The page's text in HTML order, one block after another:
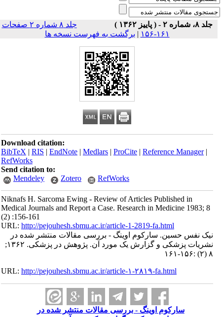
جلد ۸، شماره ۲ - ( پاییز ۱۳۶۲ )
جلد ۸ شماره ۲ صفحات
۱۶۱-۱۵۶
| برگشت به فهرست نسخه ها
Download citation:
BibTeX|RIS|EndNote|Medlars|ProCite|Reference Manager
RefWorks
Send citation to:
Mendeley
Zotero RefWorks
Niknafs H. Sarcoma Ewing - Review of Articles Published in
Medical Journals and Report a Case. Research in Medicine 1983; 8
(2) :156-161
URL:http://pejouhesh.sbmu.ac.ir/article-1-2819-fa.html
نیک نفس حسین. سارکوم اوینگ - بررسی مقالات منتشر شده در
نشریات پزشکی و گزارش یک مورد آن. پژوهش در پزشکی. ۱۳۶۲;
URL:http://pejouhesh.sbmu.ac.ir/article-۱-۲۸۱۹-fa.html
سارکوم اوینگ - بررسی مقالات منتشر شده در